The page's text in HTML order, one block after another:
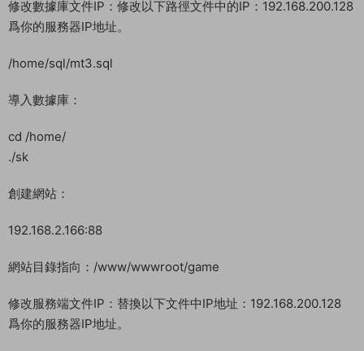
cd log4cpp
./configure
make
make install
yum install -y gcc-c++ log4cpp
如果你系統執行此命令後沒提示文件已存在也是正常的。
設置數據庫root密碼爲：123456
修改數據庫文件IP：修改以下路徑文件中的IP：192.168.200.128
爲你的服務器IP地址。
/home/sql/mt3.sql